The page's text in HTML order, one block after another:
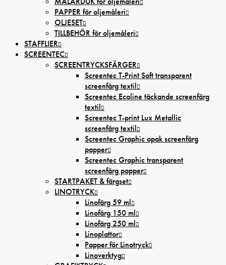
PAPPER för oljemåleri
OLJESET
TILLBEHÖR för oljemåleri
STAFFLIER
SCREENTEC
SCREENTRYCKSFÄRGER
Screentec T-Print Soft transparent
screenfärg textil
Screentec Ecoline täckande screenfärg
textil
Screentec T-print Lux Metallic
screenfärg textil
Screentec Graphic opak screenfärg
papper
Screentec Graphic transparent
screenfärg papper
STARTPAKET & färgset
LINOTRYCK
Linofärg 59 ml
Linofärg 150 ml
Linofärg 250 ml
Linoplattor
Papper för Linotryck
Linoverktyg